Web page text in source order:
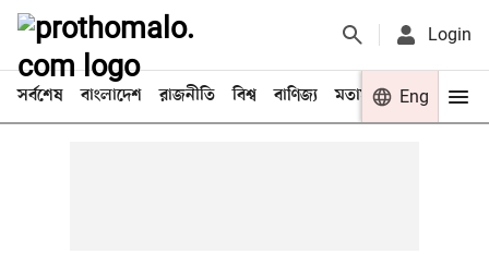
Login
সর্বশেষ বাংলাদেশ রাজনীতি বিশ্ব বাণিজ্য মতামত খেলা
Eng